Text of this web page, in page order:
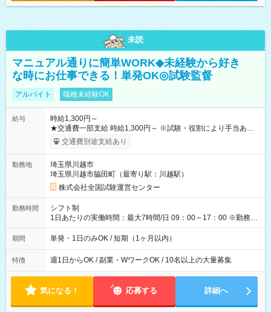
未読
マニュアル通りに簡単WORK◆未経験から好き
な時にお仕事できる！単発OK◎試験監督
アルバイト 職種未経験OK
給与
時給1,300円～
★交通費一部支給 時給1,300円～ ※試験・役割により手当あり
※勤務回数により昇給あり 【即給（前払い）オプションあ
り！】 希望される場合、勤務から1週間ほどで給与の一部を受け
例】 ・河合塾模擬試験 8:30～17:30（休憩1時間） 時給1,300円
×8時間＝日収10,400円＋交通費 ※当日の役割により時給＋100
円の場合あり ・国家試験 7:00～13:30（休憩なし） 時給1,300
円（役割手当＋100円）×6時間＝日収8,400円＋交通費 【試用期
間】試用期間なし
交通費別途支給あり
勤務地
埼玉県川越市
埼玉県川越市脇田町（最寄り駅：川越駅）
株式会社全国試験運営センター
勤務時間
シフト制
1日あたりの実働時間：最大7時間/日 09：00～17：00 ※勤務時
間は 試験により異なります。
期間 単発・1日のみOK / 短期（1ヶ月以内）
特徴 週1日からOK / 副業・WワークOK / 10名以上の大量募集
気になる！ 応募する 詳細へ